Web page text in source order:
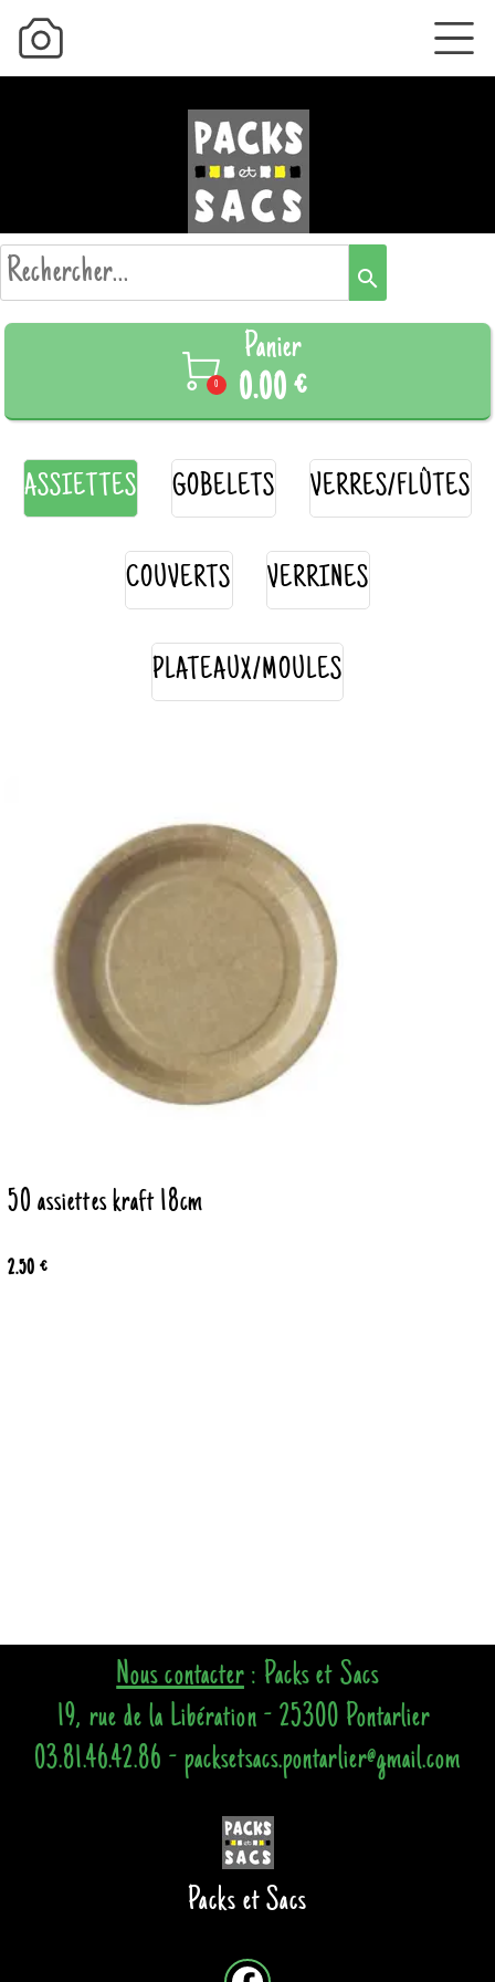
search

0
Panier
0.00 €
ASSIETTES GOBELETS VERRES/FLÛTES
COUVERTS VERRINES
PLATEAUX/MOULES
50 assiettes kraft 18cm
2.50 €
Nous contacter: Packs et Sacs
19, rue de la Libération - 25300 Pontarlier
03.81.46.42.86 - packsetsacs.pontarlier@gmail.com
Packs et Sacs